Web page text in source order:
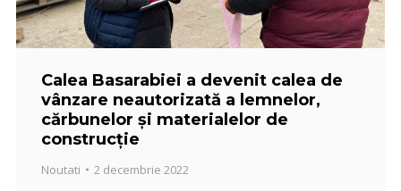
Calea Basarabiei a devenit calea de
vânzare neautorizată a lemnelor,
cărbunelor și materialelor de
construcție
Noutati 2 decembrie 2022